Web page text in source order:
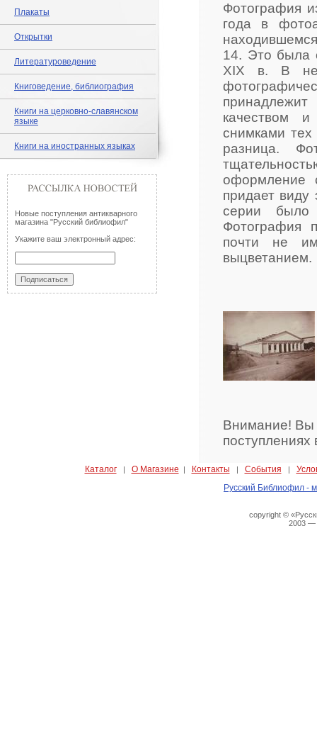
Плакаты
Открытки
Литературоведение
Книговедение, библиография
Книги на церковно-славянском
языке
Книги на иностранных языках
Новые поступления антикварного
магазина "Русский библиофил"
Укажите ваш электронный адрес:
Фотография
года в
14. Это была
XIX в. В
качеством
снимками тех
разница.
оформление
придает виду
серии было
Фотография
почти не
выцветанием.
Внимание! Вы
Каталог| О Магазине | Контакты | События |
Русский Библиофил -
copyright ©
2003 —